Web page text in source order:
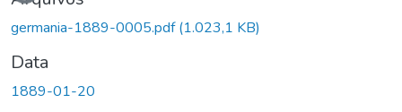
germania-1889-0005.pdf(1.023,1 KB)
Data
1889-01-20